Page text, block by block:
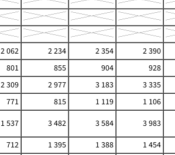
2 062 2 234 2 354 2 390
801 855 904 928
2 309 2 977 3 183 3 335
771 815 1 119 1 106
1 537 3 482 3 584 3 983
712 1 395 1 388 1 454